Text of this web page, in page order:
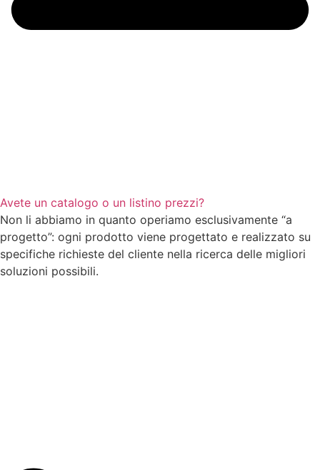
Avete un catalogo o un listino prezzi?
Non li abbiamo in quanto operiamo esclusivamente “a
progetto”: ogni prodotto viene progettato e realizzato su
specifiche richieste del cliente nella ricerca delle migliori
soluzioni possibili.